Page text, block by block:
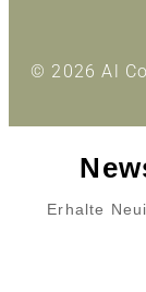
© 2026 Al
Erhalte